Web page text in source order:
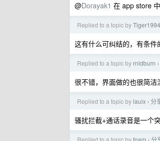
@Dorayak1 在 app store
Replied to a topic byTiger1994
这有什么可纠结的，有条件
Replied to a topic by rnldburn ›
很不错，界面做的也很简洁
Replied to a topic by lauix › 分
骚扰拦截+通话录音是一个
Replied to a topic byfoam 分